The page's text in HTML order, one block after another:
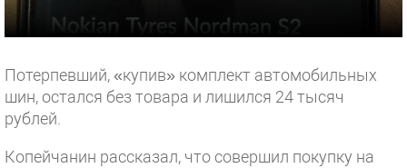
Потерпевший, «купив» комплект автомобильных
шин, остался без товара и лишился 24 тысяч
рублей.
Копейчанин рассказал, что совершил покупку на